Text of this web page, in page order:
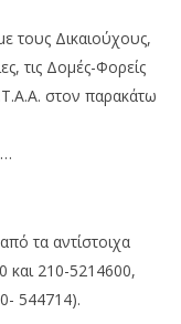
τους Δικαιούχους,
τις Δομές-Φορείς
στον παρακάτω
τα αντίστοιχα
και 210-5214600,
544714).